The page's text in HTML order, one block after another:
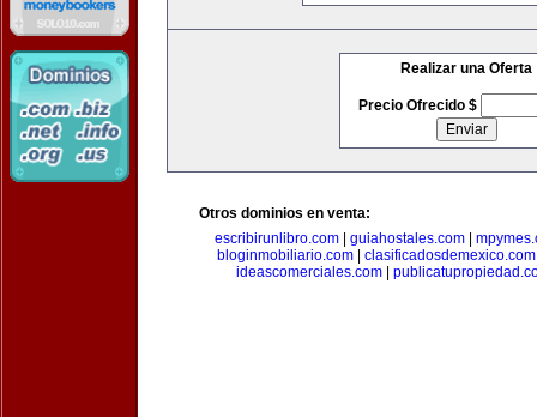
Realizar una Oferta
Precio Ofrecido $
Otros dominios en venta:
escribirunlibro.com| guiahostales.com|
bloginmobiliario.com| clasificadosdemexico.com
ideascomerciales.com|